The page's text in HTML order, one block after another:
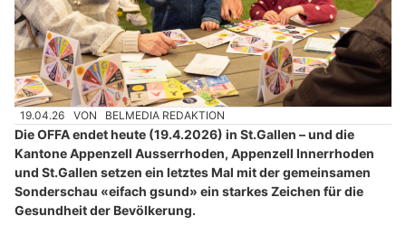
19.04.26 VON BELMEDIA REDAKTION
Die OFFA endet heute (19.4.2026) in St.Gallen – und die
Kantone Appenzell Ausserrhoden, Appenzell Innerrhoden
und St.Gallen setzen ein letztes Mal mit der gemeinsamen
Sonderschau «eifach gsund» ein starkes Zeichen für die
Gesundheit der Bevölkerung.